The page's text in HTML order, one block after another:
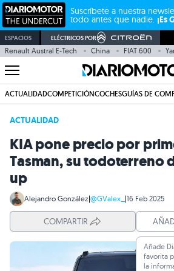
Suscríbete a nuestra
todo antes que nadie. ¡Es
ESPACIOS ELÉCTRICOS POR
Renault Austral E-Tech China FIAT 600
ACTUALIDADCOMPETICIÓNCOCHESGUÍAS DE
ACTUALIDAD
KIA pone precio por
Tasman, su todoterreno
up
Alejandro González|@GValex_ |16 Feb 2025
COMPARTIR
Añade
favorita
la